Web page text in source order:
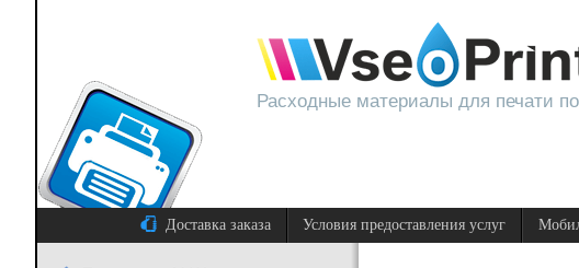
Расходные материалы для печати
Доставка заказа Условия предоставления услуг